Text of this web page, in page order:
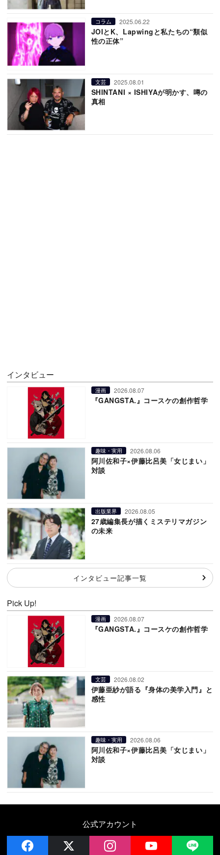
コラム 2025.06.22
JOIとK、Lapwingと私たちの“類似
性の正体”
文芸 2025.08.01
SHINTANI × ISHIYAが明かす、噂の
真相
インタビュー
漫画 2026.08.07
『GANGSTA.』コースケの創作哲学
趣味・実用 2026.08.06
阿川佐和子×伊藤比呂美「女じまい」
対談
出版業界 2026.08.05
27歳編集長が描くミステリマガジン
の未来
インタビュー記事一覧
Pick Up!
漫画 2026.08.07
『GANGSTA.』コースケの創作哲学
文芸 2026.08.02
伊藤亜紗が語る『身体の美学入門』と
感性
趣味・実用 2026.08.06
阿川佐和子×伊藤比呂美「女じまい」
対談
公式アカウント
facebook instagram YouTube